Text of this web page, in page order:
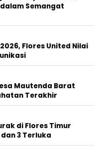
Semangat
Flores United Nilai
Mautenda Barat
Terakhir
di Flores Timur
3 Terluka